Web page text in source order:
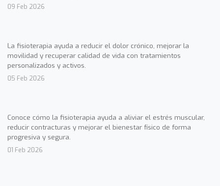
09 Feb 2026
La fisioterapia ayuda a reducir el dolor crónico, mejorar la
movilidad y recuperar calidad de vida con tratamientos
personalizados y activos.
05 Feb 2026
Conoce cómo la fisioterapia ayuda a aliviar el estrés muscular,
reducir contracturas y mejorar el bienestar físico de forma
progresiva y segura.
01 Feb 2026